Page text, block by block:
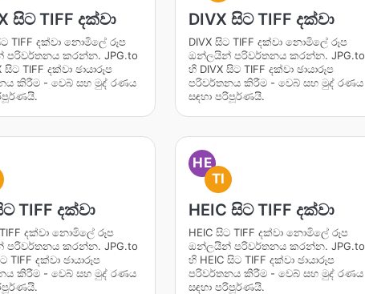
සිට TIFF දක්වා
TIFF දක්වා නොමිලේ රූප
කරන්න. JPG.to
සිට TIFF දක්වා ඡායාරූප
කිරීම - වෙබ් සහ මුද් රණය
DIVX සිට TIFF දක්වා
DIVX සිට TIFF දක්වා නොමිලේ රූප
ඔන්ලයින් පරිවර්තනය කරන්න. JPG.to
හි DIVX සිට TIFF දක්වා ඡායාරූප
පරිවර්තනය කිරීම - වෙබ් සහ මුද් රණය
සඳහා පරිපූර්ණයි.
TIFF දක්වා
දක්වා නොමිලේ රූප
කරන්න. JPG.to
TIFF දක්වා ඡායාරූප
කිරීම - වෙබ් සහ මුද් රණය
HE
TI
HEIC සිට TIFF දක්වා
HEIC සිට TIFF දක්වා නොමිලේ රූප
ඔන්ලයින් පරිවර්තනය කරන්න. JPG.to
හි HEIC සිට TIFF දක්වා ඡායාරූප
පරිවර්තනය කිරීම - වෙබ් සහ මුද් රණය
සඳහා පරිපූර්ණයි.